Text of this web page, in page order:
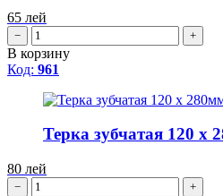
65 лей
− +
В корзину
Код: 961
Терка зубчатая 120 x
80 лей
− +